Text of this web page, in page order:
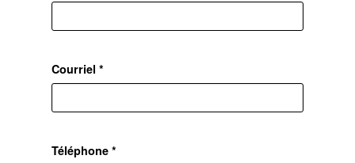
Courriel *
Téléphone *